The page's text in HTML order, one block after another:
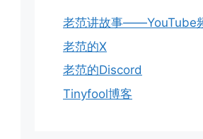
老范讲故事——YouTube
老范的X
老范的Discord
Tinyfool博客